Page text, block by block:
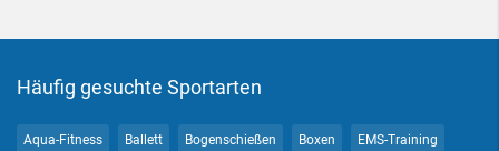
Häufig gesuchte Sportarten
Aqua-Fitness Ballett Bogenschießen Boxen EMS-Training